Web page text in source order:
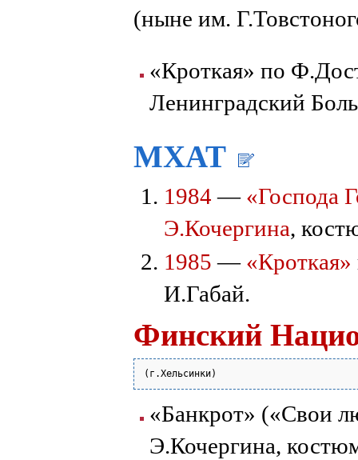
(ныне им.
«Кроткая» по
Ленинградский
МХАТ
1984 — «Господа
Э.Кочергина,
1985 — «Кроткая»
И.Габай.
Финский
«Банкрот» («Свои
Э.Кочергина,